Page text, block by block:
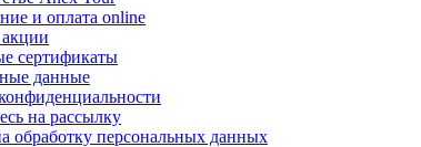
и оплата online
сертификаты
данные
на рассылку
обработку персональных данных